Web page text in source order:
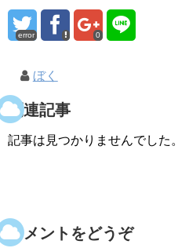
error 0
ぼく
関連記事
記事は見つかりませんでした。
コメントをどうぞ